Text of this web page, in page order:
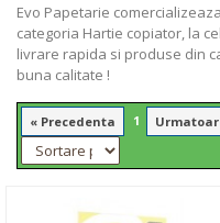
Evo Papetarie
categoria Hartie copiator, la
livrare rapida si produse din
buna calitate !
« Precedenta 1